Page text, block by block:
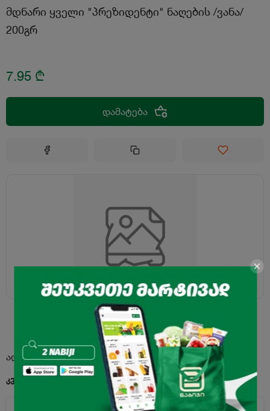
მდნარი ყველი "პრეზიდენტი" ნაღების /ვანა/
200გრ
7.95 ₾
დამატება
აღწერა
კვებითი ღირებულება 100გ. პროდუქტში: